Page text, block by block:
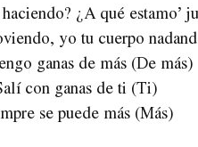
¿A qué estamo’
yo tu cuerpo
ganas de más (De más)
con ganas de ti (Ti)
se puede más (Más)